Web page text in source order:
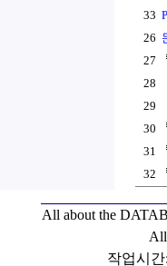
33
26
27
28
29
30
31
32
All about the
All
작업시간